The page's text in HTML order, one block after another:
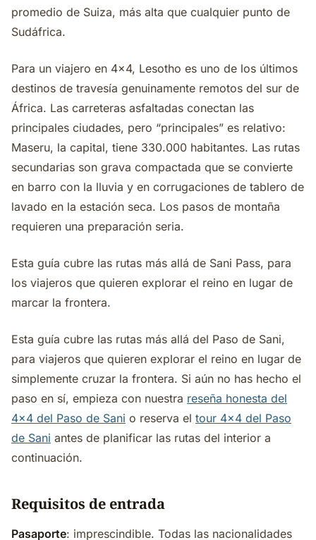
promedio de Suiza, más alta que cualquier punto de
Sudáfrica.
Para un viajero en 4x4, Lesotho es uno de los últimos
destinos de travesía genuinamente remotos del sur de
África. Las carreteras asfaltadas conectan las
principales ciudades, pero “principales” es relativo:
Maseru, la capital, tiene 330.000 habitantes. Las rutas
secundarias son grava compactada que se convierte
en barro con la lluvia y en corrugaciones de tablero de
lavado en la estación seca. Los pasos de montaña
requieren una preparación seria.
Esta guía cubre las rutas más allá de Sani Pass, para
los viajeros que quieren explorar el reino en lugar de
marcar la frontera.
Esta guía cubre las rutas más allá del Paso de Sani,
para viajeros que quieren explorar el reino en lugar de
simplemente cruzar la frontera. Si aún no has hecho el
paso en sí, empieza con nuestra reseña honesta del
4x4 del Paso de Sani o reserva el tour 4x4 del Paso
de Sani antes de planificar las rutas del interior a
continuación.
Requisitos de entrada
Pasaporte: imprescindible. Todas las nacionalidades